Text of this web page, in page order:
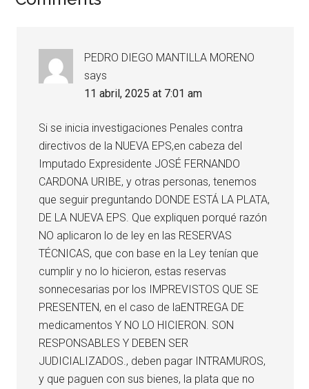
PEDRO DIEGO MANTILLA MORENO
says
11 abril, 2025 at 7:01 am
Si se inicia investigaciones Penales contra
directivos de la NUEVA EPS,en cabeza del
Imputado Expresidente JOSÉ FERNANDO
CARDONA URIBE, y otras personas, tenemos
que seguir preguntando DONDE ESTÁ LA PLATA,
DE LA NUEVA EPS. Que expliquen porqué razón
NO aplicaron lo de ley en las RESERVAS
TÉCNICAS, que con base en la Ley tenían que
cumplir y no lo hicieron, estas reservas
sonnecesarias por los IMPREVISTOS QUE SE
PRESENTEN, en el caso de laENTREGA DE
medicamentos Y NO LO HICIERON. SON
RESPONSABLES Y DEBEN SER
JUDICIALIZADOS., deben pagar INTRAMUROS,
y que paguen con sus bienes, la plata que no